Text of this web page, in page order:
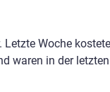
Woche
waren in der